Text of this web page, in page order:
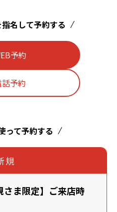
名して予約する
予約
話予約
って予約する
規
さま限定】ご来店時